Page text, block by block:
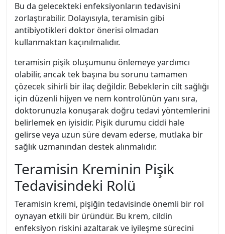
Bu da gelecekteki enfeksiyonların tedavisini
zorlaştırabilir. Dolayısıyla, teramisin gibi
antibiyotikleri doktor önerisi olmadan
kullanmaktan kaçınılmalıdır.
teramisin pişik oluşumunu önlemeye yardımcı
olabilir, ancak tek başına bu sorunu tamamen
çözecek sihirli bir ilaç değildir. Bebeklerin cilt sağlığı
için düzenli hijyen ve nem kontrolünün yanı sıra,
doktorunuzla konuşarak doğru tedavi yöntemlerini
belirlemek en iyisidir. Pişik durumu ciddi hale
gelirse veya uzun süre devam ederse, mutlaka bir
sağlık uzmanından destek alınmalıdır.
Teramisin Kreminin Pişik
Tedavisindeki Rolü
Teramisin kremi, pişiğin tedavisinde önemli bir rol
oynayan etkili bir üründür. Bu krem, cildin
enfeksiyon riskini azaltarak ve iyileşme sürecini